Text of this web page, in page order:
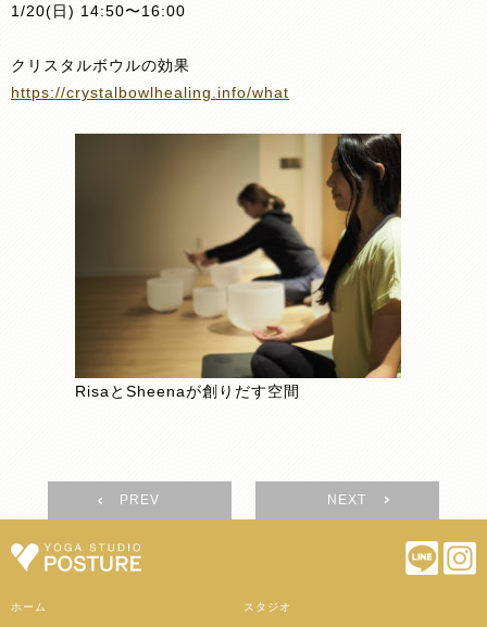
1/20(日) 14:50〜16:00
クリスタルボウルの効果
https://crystalbowlhealing.info/what
RisaとSheenaが創りだす空間
PREV NEXT
ホーム スタジオ